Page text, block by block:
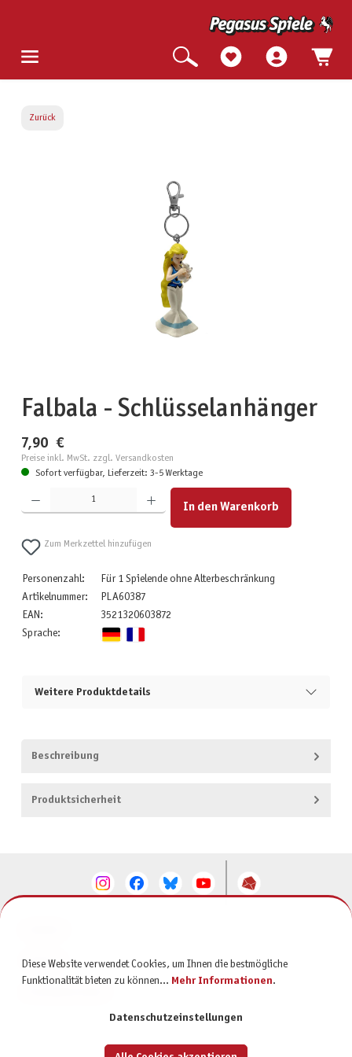
Zurück
Falbala - Schlüsselanhänger
7,90 €
Preise inkl. MwSt. zzgl. Versandkosten
Sofort verfügbar, Lieferzeit: 3-5 Werktage
Produkt Anzahl: Gib den gewünschten Wert ein oder benutze die Schaltflächen um die Anzahl zu
In den Warenkorb
Zum Merkzettel hinzufügen
Personenzahl:
Für 1 Spielende ohne Alterbeschränkung
Artikelnummer:
PLA60387
EAN:
3521320603872
Sprache:
Weitere Produktdetails
Beschreibung
Produktsicherheit
SERVICE
Diese Website verwendet Cookies, um Ihnen die bestmögliche
Funktionalität bieten zu können... Mehr Informationen.
Datenschutzeinstellungen